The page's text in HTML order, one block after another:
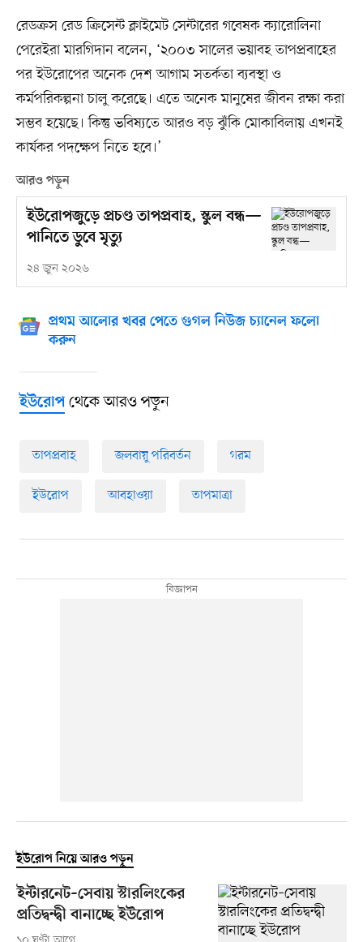
রেডক্রস রেড ক্রিসেন্ট ক্লাইমেট সেন্টারের গবেষক ক্যারোলিনা
পেরেইরা মারগিদান বলেন, ‘২০০৩ সালের ভয়াবহ তাপপ্রবাহের
পর ইউরোপের অনেক দেশ আগাম সতর্কতা ব্যবস্থা ও
কর্মপরিকল্পনা চালু করেছে। এতে অনেক মানুষের জীবন রক্ষা করা
সম্ভব হয়েছে। কিন্তু ভবিষ্যতে আরও বড় ঝুঁকি মোকাবিলায় এখনই
কার্যকর পদক্ষেপ নিতে হবে।’
আরও পড়ুন
ইউরোপজুড়ে প্রচণ্ড তাপপ্রবাহ, স্কুল বন্ধ—
পানিতে ডুবে মৃত্যু
২৪ জুন ২০২৬
প্রথম আলোর খবর পেতে গুগল নিউজ চ্যানেল ফলো
করুন
ইউরোপথেকে আরও পড়ুন
তাপপ্রবাহ জলবায়ু পরিবর্তন গরম
ইউরোপ আবহাওয়া তাপমাত্রা
ইউরোপ নিয়ে আরও পড়ুন
ইন্টারনেট–সেবায় স্টারলিংকের
প্রতিদ্বন্দ্বী বানাচ্ছে ইউরোপ